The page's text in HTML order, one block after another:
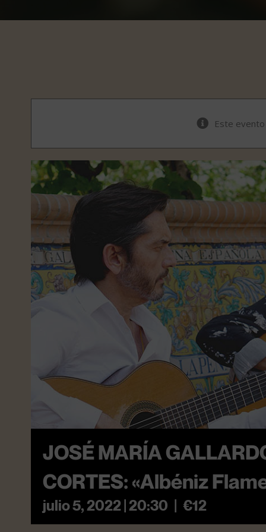
Este
JOSÉ MARÍA
CORTES: «Albéniz
julio 5, 2022 | 20:30 €12